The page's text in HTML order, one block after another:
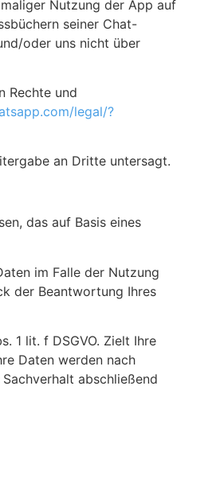
Nutzung der App auf
seiner Chat-
oder uns nicht über
Rechte und
/legal/?
an Dritte untersagt.
das auf Basis eines
im Falle der Nutzung
der Beantwortung Ihres
1 lit. f DSGVO. Zielt Ihre
Daten werden nach
abschließend